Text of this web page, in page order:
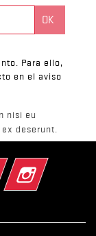
Para ello,
en el aviso
nisi eu
deserunt.
YouTube Instagram